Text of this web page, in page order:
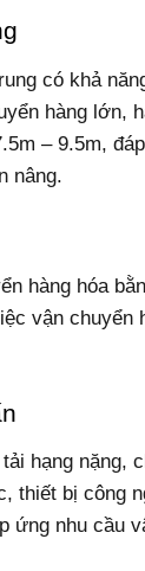
có khả
hàng lớn,
– 9.5m,
nâng.
hàng hóa
vận
hạng
thiết bị công
ứng nhu cầu